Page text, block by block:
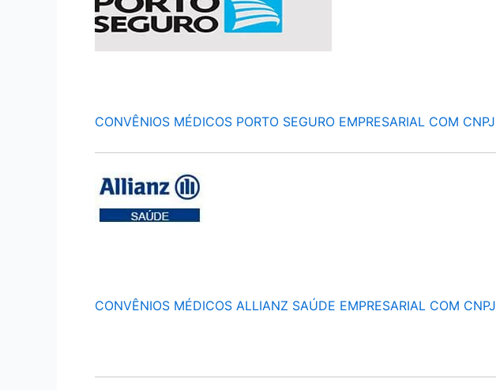
CONVÊNIOS MÉDICOS PORTO SEGURO EMPRESARIAL COM CNPJ
CONVÊNIOS MÉDICOS ALLIANZ SAÚDE EMPRESARIAL COM CNPJ